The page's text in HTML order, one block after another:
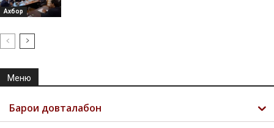
Ахбор
Меню
Барои довталабон